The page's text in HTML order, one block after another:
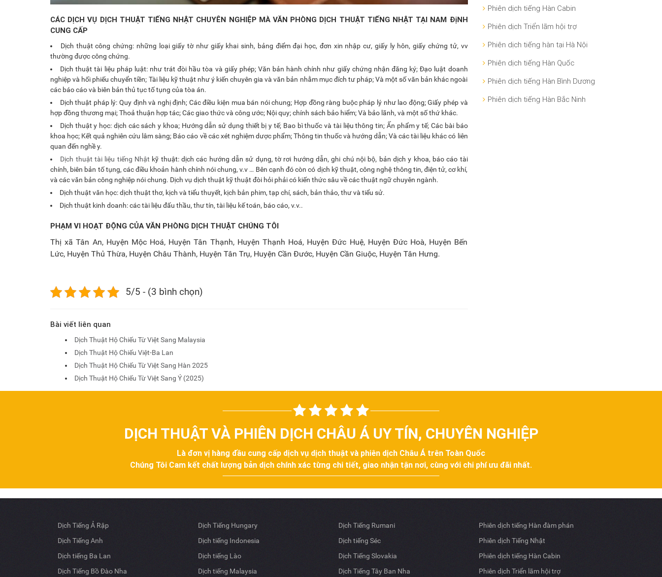
CÁC DỊCH VỤ DỊCH THUẬT TIẾNG NHẬT CHUYÊN NGHIỆP MÀ VĂN PHÒNG DỊCH THUẬT TIẾNG NHẬT TẠI NAM ĐịNH
CUNG CẤP
Dịch thuật công chứng: những loại giấy tờ như giấy khai sinh, bảng điểm đại học, đơn xin nhập cư, giấy ly hôn, giấy chứng tử, vv
thường được công chứng.
Dịch thuật tài liệu pháp luật: như trát đòi hầu tòa và giấy phép; Văn bản hành chính như giấy chứng nhận đăng ký; Đạo luật doanh
nghiệp và hối phiếu chuyển tiền; Tài liệu kỹ thuật như ý kiến ​​chuyên gia và văn bản nhằm mục đích tư pháp; Và một số văn bản khác ngoài
các báo cáo và biên bản thủ tục tố tụng của tòa án.
Dịch thuật pháp lý: Quy định và nghị định; Các điều kiện mua bán nói chung; Hợp đồng ràng buộc pháp lý như lao động; Giấy phép và
hợp đồng thương mại; Thoả thuận hợp tác; Các giao thức và công ước; Nội quy; chính sách bảo hiểm; Và bảo lãnh, và một số thứ khác.
Dịch thuật y học: dịch các sách y khoa; Hướng dẫn sử dụng thiết bị y tế; Bao bì thuốc và tài liệu thông tin; Ấn phẩm y tế; Các bài báo
khoa học; Kết quả nghiên cứu lâm sàng; Báo cáo về các xét nghiệm dược phẩm; Thông tin thuốc và hướng dẫn; Và các tài liệu khác có liên
quan đến nghề y.
Dịch thuật tài liệu tiếng Nhật kỹ thuật: dịch các hướng dẫn sử dụng, tờ rơi hướng dẫn, ghi chú nội bộ, bản dịch y khoa, báo cáo tài
chính, biên bản tố tụng, các điều khoản hành chính nói chung, v.v … Bên cạnh đó còn có dịch kỹ thuật, công nghệ thông tin, điện tử, cơ khí,
và các văn bản công nghiệp nói chung. Dịch vụ dịch thuật kỹ thuật đòi hỏi phải có kiến thức sâu về các thuật ngữ chuyên ngành.
Dịch thuật văn học: dịch thuật thơ, kịch và tiểu thuyết, kịch bản phim, tạp chí, sách, bản thảo, thư và tiểu sử.
Dịch thuật kinh doanh: các tài liệu đấu thầu, thư tín, tài liệu kế toán, báo cáo, v.v..
PHẠM VI HOẠT ĐỘNG CỦA VĂN PHÒNG DỊCH THUẬT CHÚNG TÔI
Thị xã Tân An, Huyện Mộc Hoá, Huyện Tân Thạnh, Huyện Thạnh Hoá, Huyện Đức Huệ, Huyện Đức Hoà, Huyện Bến
Lức, Huyện Thủ Thừa, Huyện Châu Thành, Huyện Tân Trụ, Huyện Cần Đước, Huyện Cần Giuộc, Huyện Tân Hưng.
5/5 - (3 bình chọn)
Bài viết liên quan
Dịch Thuật Hộ Chiếu Từ Việt Sang Malaysia
Dịch Thuật Hộ Chiếu Việt-Ba Lan
Dịch Thuật Hộ Chiếu Từ Việt Sang Hàn 2025
Dịch Thuật Hộ Chiếu Từ Việt Sang Ý (2025)
Phiên dịch tiếng Hàn Cabin
Phiên dịch Triển lãm hội trợ
Phiên dịch tiếng hàn tại Hà Nội
Phiên dịch tiếng Hàn Quốc
Phiên dịch tiếng Hàn Bình Dương
Phiên dịch tiếng Hàn Bắc Ninh
DỊCH THUẬT VÀ PHIÊN DỊCH CHÂU Á UY TÍN, CHUYÊN NGHIỆP
Là đơn vị hàng đầu cung cấp dịch vụ dịch thuật và phiên dịch Châu Á trên Toàn Quốc
Chúng Tôi Cam kết chất lượng bản dịch chính xác từng chi tiết, giao nhận tận nơi, cùng với chi phí ưu đãi nhất.
Dịch Tiếng Ả Rập
Dịch Tiếng Anh
Dịch tiếng Ba Lan
Dịch Tiếng Bồ Đào Nha
Dịch Tiếng Hungary
Dịch tiếng Indonesia
Dịch tiếng Lào
Dịch tiếng Malaysia
Dịch Tiếng Rumani
Dịch tiếng Séc
Dịch Tiếng Slovakia
Dịch Tiếng Tây Ban Nha
Phiên dịch tiếng Hàn đàm phán
Phiên dịch Tiếng Nhật
Phiên dịch tiếng Hàn Cabin
Phiên dịch Triển lãm hội trợ